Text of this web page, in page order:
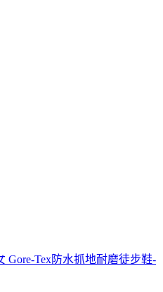
Gore-Tex防水抓地耐磨徒步鞋-